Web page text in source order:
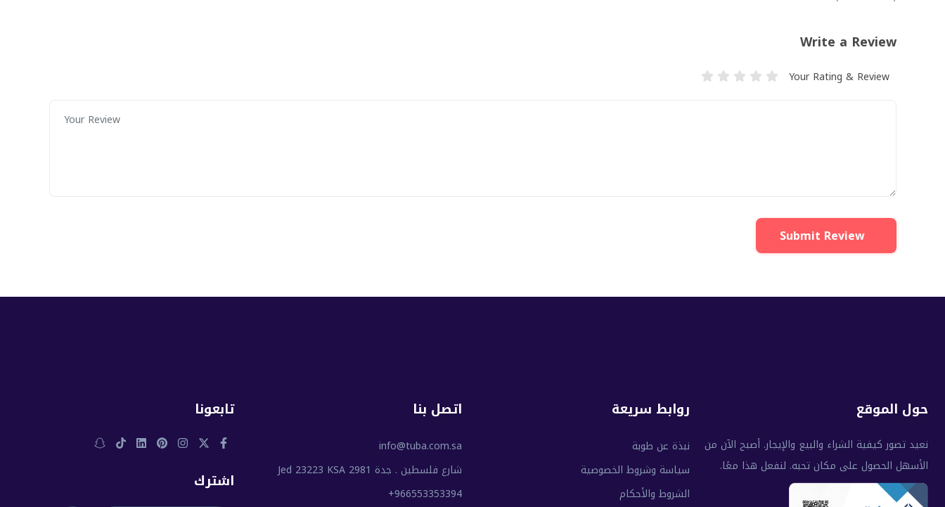
Write a Review
Your Rating & Review
Submit Review
حول الموقع
نعيد تصور كيفية الشراء والبيع والإيجار. أصبح الآن من
الأسهل الحصول على مكان تحبه. لنفعل هذا معًا.
روابط سريعة
نبذة عن طوبة
سياسة وشروط الخصوصية
الشروط والأحكام
اتصل بنا
info@tuba.com.sa
شارع فلسطين . جدة 2981 Jed 23223 KSA
+966553353394
تابعونا
اشترك